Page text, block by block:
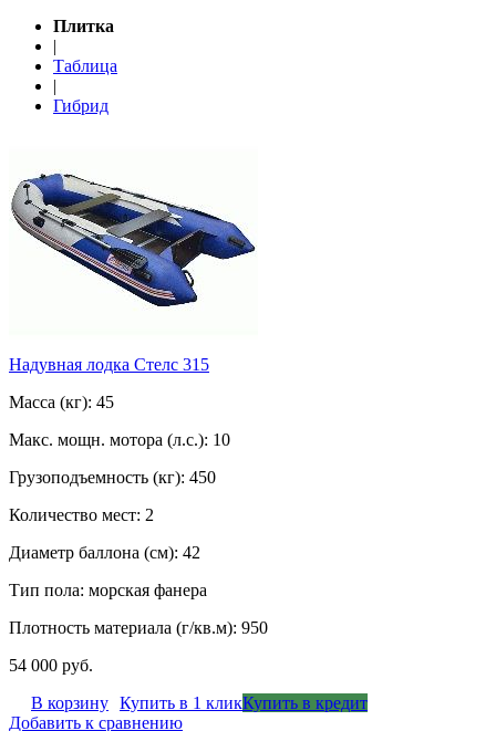
Плитка
|
Таблица
|
Гибрид
Надувная лодка Стелс 315
Масса (кг): 45
Макс. мощн. мотора (л.с.): 10
Грузоподъемность (кг): 450
Количество мест: 2
Диаметр баллона (см): 42
Тип пола: морская фанера
Плотность материала (г/кв.м): 950
54 000 руб.
В корзину Купить в 1 кликКупить в кредит
Добавить к сравнению